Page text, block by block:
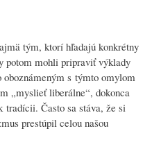
tým, ktorí hľadajú konkrétny
potom mohli pripraviť výklady
s týmto omylom
„myslieť liberálne“, dokonca
Často sa stáva, že si
prestúpil celou našou